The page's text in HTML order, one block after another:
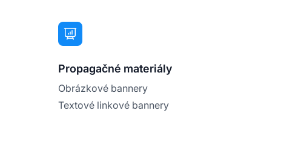
Propagačné materiály
Obrázkové bannery
Textové linkové bannery